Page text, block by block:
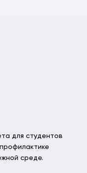
для студентов
среде.